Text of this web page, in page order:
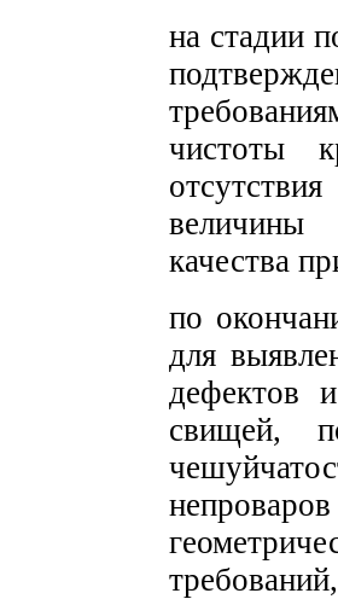
на стадии
чистоты
величины
качества
по
для
дефектов
свищей,